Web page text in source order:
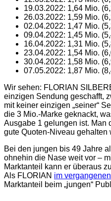
19.03.2022: 1,64 Mio.
26.03.2022: 1,59 Mio.
02.04.2022: 1,47 Mio.
09.04.2022: 1,45 Mio.
16.04.2022: 1,31 Mio.
23.04.2022: 1,54 Mio.
30.04.2022: 1,58 Mio.
07.05.2022: 1,87 Mio.
Wir sehen: FLORIAN
einzigen Sendung geschafft,
mit keiner einzigen „seiner“
die 3 Mio.-Marke geknackt,
Ausgabe 1 gelungen ist. Man
gute Quoten-Niveau gehalten
Bei den jungen bis 49 Jahre
ohnehin die Nase weit vor –
Marktanteil kann er überaus
Als FLORIAN im
Marktanteil beim „jungen“